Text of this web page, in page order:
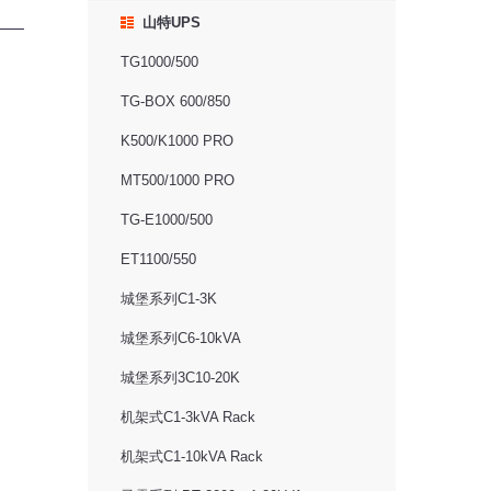
山特UPS
TG1000/500
TG-BOX 600/850
K500/K1000 PRO
MT500/1000 PRO
TG-E1000/500
ET1100/550
城堡系列C1-3K
城堡系列C6-10kVA
城堡系列3C10-20K
机架式C1-3kVA Rack
机架式C1-10kVA Rack